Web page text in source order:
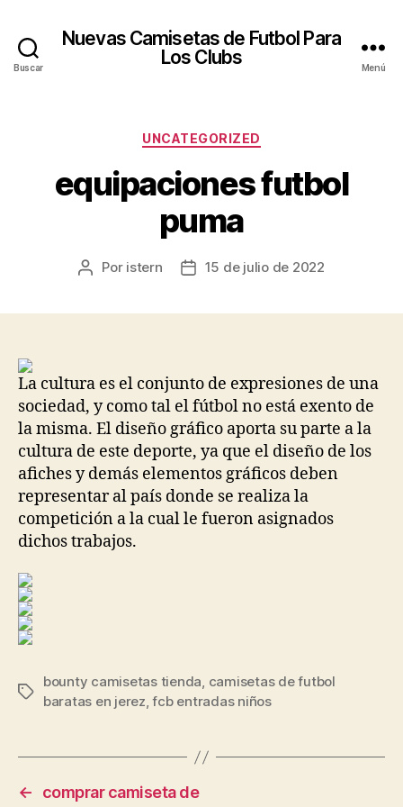
Buscar
Nuevas Camisetas de Futbol Para
Los Clubs
Menú
Categorías
UNCATEGORIZED
equipaciones futbol
puma
Autor
Por istern
Fecha15 de julio de 2022
La cultura es el conjunto de expresiones de una
sociedad, y como tal el fútbol no está exento de
la misma. El diseño gráfico aporta su parte a la
cultura de este deporte, ya que el diseño de los
afiches y demás elementos gráficos deben
representar al país donde se realiza la
competición a la cual le fueron asignados
dichos trabajos.
Etiquetas
bounty camisetas tienda, camisetas de futbol
baratas en jerez,fcb entradas niños
← comprar camiseta de